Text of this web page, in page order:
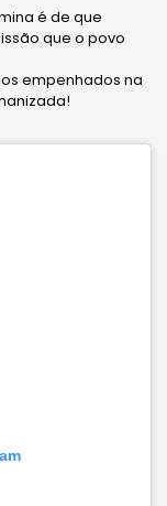
é de que
que o povo
empenhados na